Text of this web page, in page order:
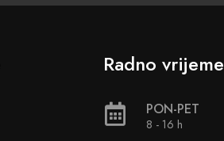
Radno vrijeme
PON-PET
8 - 16 h